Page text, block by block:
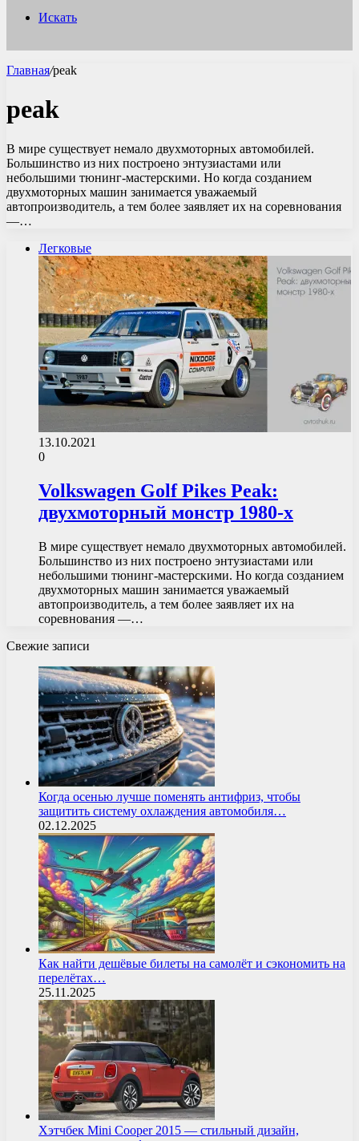
Искать
Главная/peak
peak
В мире существует немало двухмоторных автомобилей.
Большинство из них построено энтузиастами или
небольшими тюнинг-мастерскими. Но когда созданием
двухмоторных машин занимается уважаемый
автопроизводитель, а тем более заявляет их на соревнования
—…
Легковые
13.10.2021
0
Volkswagen Golf Pikes Peak:
двухмоторный монстр 1980-х
В мире существует немало двухмоторных автомобилей.
Большинство из них построено энтузиастами или
небольшими тюнинг-мастерскими. Но когда созданием
двухмоторных машин занимается уважаемый
автопроизводитель, а тем более заявляет их на
соревнования —…
Свежие записи
Когда осенью лучше поменять антифриз, чтобы
защитить систему охлаждения автомобиля…
02.12.2025
Как найти дешёвые билеты на самолёт и сэкономить на
перелётах…
25.11.2025
Хэтчбек Mini Cooper 2015 — стильный дизайн,